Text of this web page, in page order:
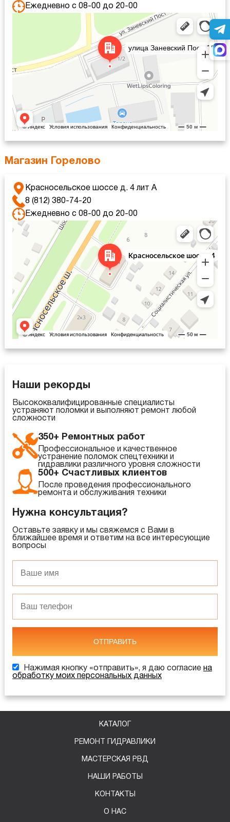
Ежедневно с 08-00 до 20-00
Яндекс Карты — транспорт, навигация, поиск мест
Магазин Горелово
Красносельское шоссе д. 4 лит А
8 (812) 380-74-20
Ежедневно с 08-00 до 20-00
Санкт‑Петербург
Красносельское шоссе, 4 — Яндекс Карты
Наши рекорды
Высококвалифицированные специалисты
устраняют поломки и выполняют ремонт любой
сложности
350+ Ремонтных работ
Профессиональное и качественное
устранение поломок спецтехники и
гидравлики различного уровня сложности
500+ Счастливых клиентов
После проведения профессионального
ремонта и обслуживания техники
Нужна консультация?
Оставьте заявку и мы свяжемся с Вами в
ближайшее время и ответим на все интересующие
вопросы
ОТПРАВИТЬ
Нажимая кнопку «отправить», я даю согласие на
обработку моих персональных данных
КАТАЛОГ
РЕМОНТ ГИДРАВЛИКИ
МАСТЕРСКАЯ РВД
НАШИ РАБОТЫ
КОНТАКТЫ
О НАС